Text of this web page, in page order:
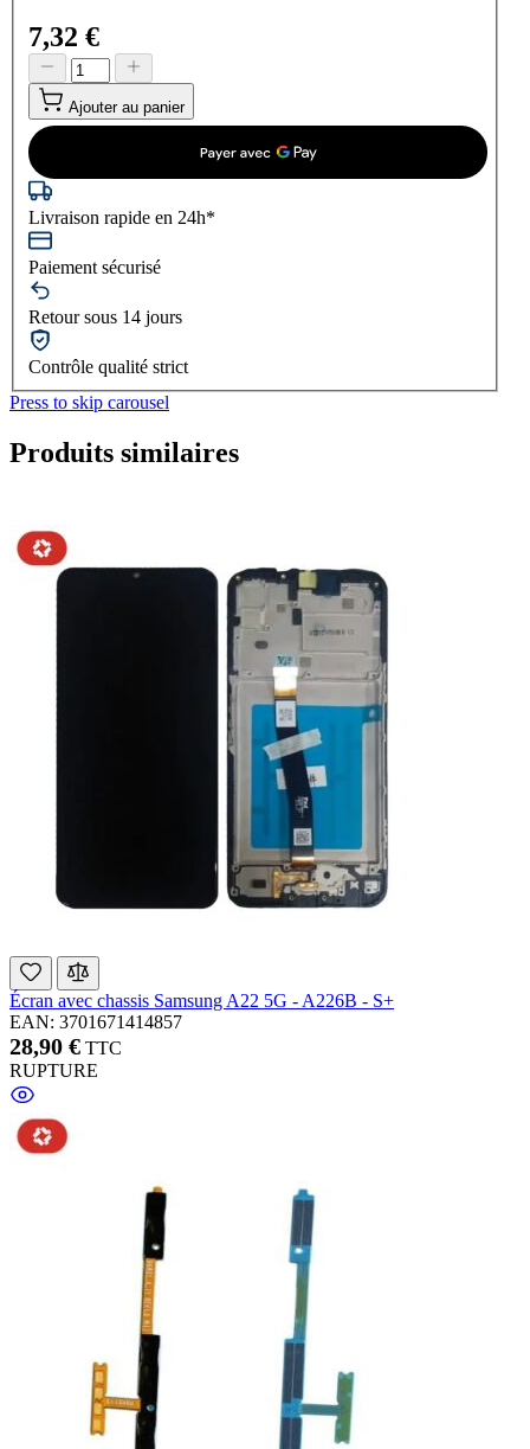
7,32 €
Ajouter au panier
Livraison rapide en 24h*
Paiement sécurisé
Retour sous 14 jours
Contrôle qualité strict
Press to skip carousel
Produits similaires
Écran avec chassis Samsung A22 5G - A226B - S+
EAN: 3701671414857
28,90 € TTC
RUPTURE